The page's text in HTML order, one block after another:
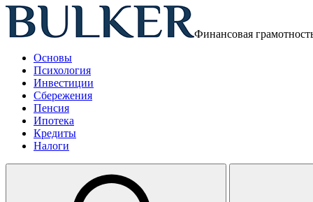
Финансовая
Основы
Психология
Инвестиции
Сбережения
Пенсия
Ипотека
Кредиты
Налоги